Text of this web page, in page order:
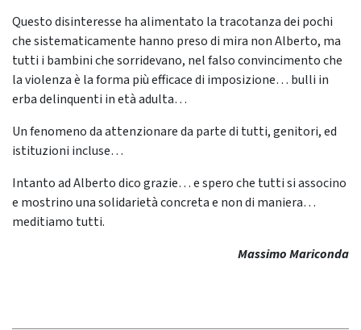
Questo disinteresse ha alimentato la tracotanza dei pochi
che sistematicamente hanno preso di mira non Alberto, ma
tutti i bambini che sorridevano, nel falso convincimento che
la violenza è la forma più efficace di imposizione… bulli in
erba delinquenti in età adulta…
Un fenomeno da attenzionare da parte di tutti, genitori, ed
istituzioni incluse…
Intanto ad Alberto dico grazie… e spero che tutti si associno
e mostrino una solidarietà concreta e non di maniera…
meditiamo tutti.
Massimo Mariconda